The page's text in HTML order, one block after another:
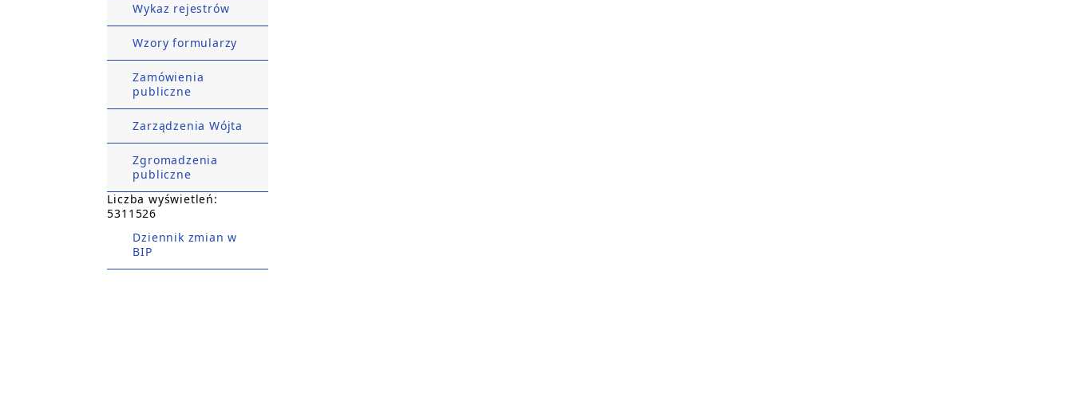
Wykaz rejestrów
Wzory formularzy
Zamówienia
publiczne
Zarządzenia Wójta
Zgromadzenia
publiczne
Liczba wyświetleń:
5311526
Dziennik zmian w
BIP